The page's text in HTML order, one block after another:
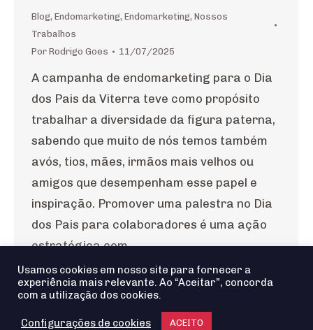
Blog, Endomarketing, Endomarketing, Nossos
Trabalhos
Por Rodrigo Goes 11/07/2025
A campanha de endomarketing para o Dia
dos Pais da Viterra teve como propósito
trabalhar a diversidade da figura paterna,
sabendo que muito de nós temos também
avós, tios, mães, irmãos mais velhos ou
amigos que desempenham esse papel e
inspiração. Promover uma palestra no Dia
dos Pais para colaboradores é uma ação
estratégica com…
Usamos cookies em nosso site para fornecer a
experiência mais relevante. Ao “Aceitar”, concorda
com a utilização dos cookies.
Configurações de cookies ACEITO